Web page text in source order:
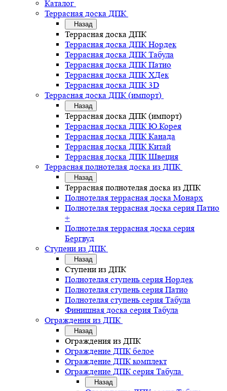
Каталог
Террасная доска ДПК
Назад
Террасная доска ДПК
Террасная доска ДПК Нордек
Террасная доска ДПК Табула
Террасная доска ДПК Патио
Террасная доска ДПК ХДек
Террасная доска ДПК 3D
Террасная доска ДПК (импорт)
Назад
Террасная доска ДПК (импорт)
Террасная доска ДПК Ю.Корея
Террасная доска ДПК Канада
Террасная доска ДПК Китай
Террасная доска ДПК Швеция
Террасная полнотелая доска из ДПК
Назад
Террасная полнотелая доска из ДПК
Полнотелая террасная доска Монарх
Полнотелая террасная доска серия Патио
+
Полнотелая террасная доска серия
Бергвуд
Ступени из ДПК
Назад
Ступени из ДПК
Полнотелая ступень серия Нордек
Полнотелая ступень серия Патио
Полнотелая ступень серия Табула
Финишная доска серия Табула
Ограждения из ДПК
Назад
Ограждения из ДПК
Ограждение ДПК белое
Ограждение ДПК комплект
Ограждение ДПК серия Табула
Назад